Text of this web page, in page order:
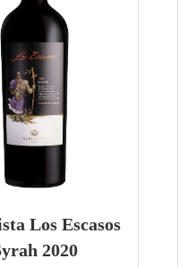
Los Escasos
2020